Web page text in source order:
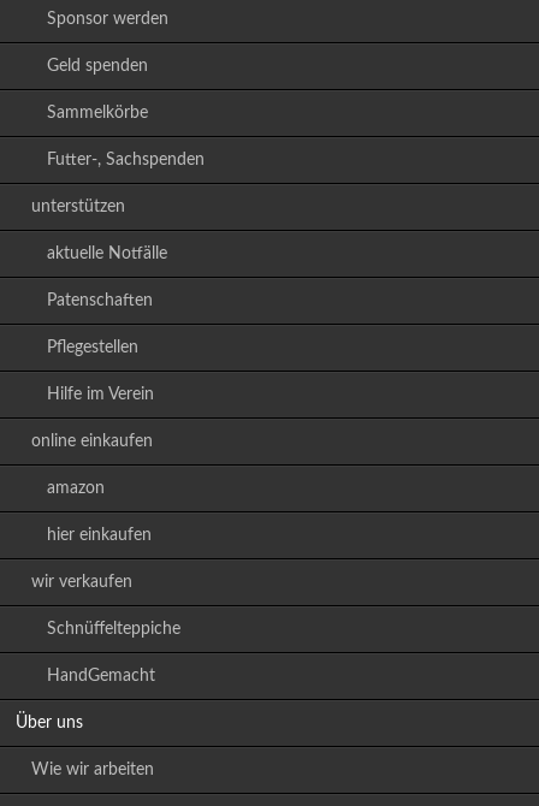
Sponsor werden
Geld spenden
Sammelkörbe
Futter-, Sachspenden
unterstützen
aktuelle Notfälle
Patenschaften
Pflegestellen
Hilfe im Verein
online einkaufen
amazon
hier einkaufen
wir verkaufen
Schnüffelteppiche
HandGemacht
Über uns
Wie wir arbeiten